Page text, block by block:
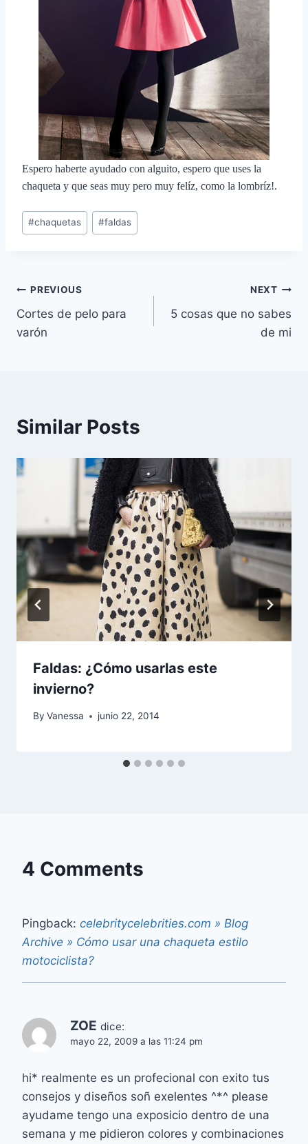
Espero haberte ayudado con alguito, espero que uses la
chaqueta y que seas muy pero muy felíz, como la lombríz!.
Post
Tags:
#chaquetas #faldas
Navegación
de
PREVIOUS
Cortes de pelo para
varón
NEXT
5 cosas que no sabes
de mi
Similar Posts
Faldas: ¿Cómo usarlas este
invierno?
By Vanessa junio 22, 2014
4 Comments
Pingback: celebritycelebrities.com » Blog
Archive » Cómo usar una chaqueta estilo
motociclista?
ZOE dice:
mayo 22, 2009 a las 11:24 pm
hi* realmente es un profecional con exito tus
consejos y diseños soñ exelentes ^*^ please
ayudame tengo una exposicio dentro de una
semana y me pidieron colores y combinaciones